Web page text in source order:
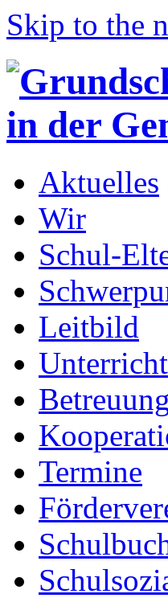
Skip to the
Aktuelles
Wir
Schul-
Leitbild
Unterricht
Termine